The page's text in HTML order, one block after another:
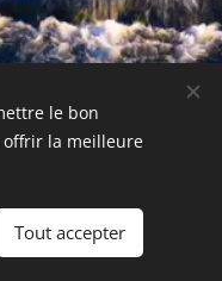
le bon
offrir la meilleure
Tout accepter